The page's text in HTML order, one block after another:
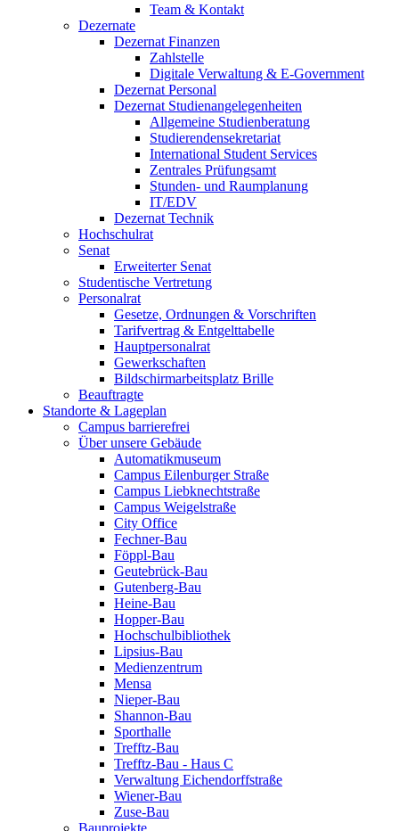
Team & Kontakt
Dezernate
Dezernat Finanzen
Zahlstelle
Digitale Verwaltung & E-Government
Dezernat Personal
Dezernat Studienangelegenheiten
Allgemeine Studienberatung
Studierendensekretariat
International Student Services
Zentrales Prüfungsamt
Stunden- und Raumplanung
IT/EDV
Dezernat Technik
Hochschulrat
Senat
Erweiterter Senat
Studentische Vertretung
Personalrat
Gesetze, Ordnungen & Vorschriften
Tarifvertrag & Entgelttabelle
Hauptpersonalrat
Gewerkschaften
Bildschirmarbeitsplatz Brille
Beauftragte
Standorte & Lageplan
Campus barrierefrei
Über unsere Gebäude
Automatikmuseum
Campus Eilenburger Straße
Campus Liebknechtstraße
Campus Weigelstraße
City Office
Fechner-Bau
Föppl-Bau
Geutebrück-Bau
Gutenberg-Bau
Heine-Bau
Hopper-Bau
Hochschulbibliothek
Lipsius-Bau
Medienzentrum
Mensa
Nieper-Bau
Shannon-Bau
Sporthalle
Trefftz-Bau
Trefftz-Bau - Haus C
Verwaltung Eichendorffstraße
Wiener-Bau
Zuse-Bau
Bauprojekte